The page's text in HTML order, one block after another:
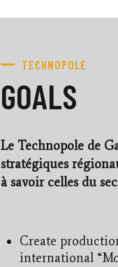
TECHNOPOLE
GOALS
Le Technopole de
stratégiques
à savoir celles du
Create
international